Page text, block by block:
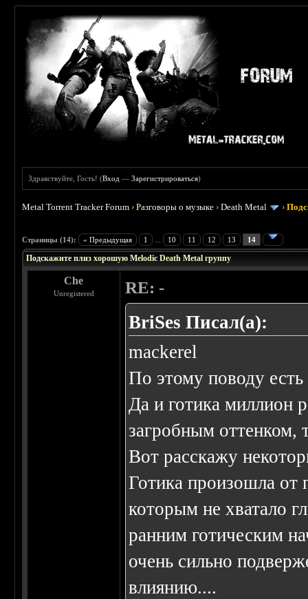
Здравствуйте, Гость! (Вход —Зарегистрироваться)
Metal Torrent Tracker Forum ›Разговоры о музыке ›Death Metal ›
Страницы (14): « Предыдущая 1 10 11 12 13 14
Подскажите плиз хорошую Melodic Death Metal группу
Che
Unregistered RE: -
BriSes Писал(а):
mackerel
По этому поводу
Да и готика миллион
загробным оттенком,
Вот расскажу
Готика произошла от
которым не хватало
ранним готическим
очень сильно
влиянию....